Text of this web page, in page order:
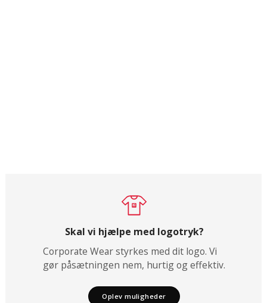
Skal vi hjælpe med logotryk?
Corporate Wear styrkes med dit logo. Vi
gør påsætningen nem, hurtig og effektiv.
Oplev muligheder